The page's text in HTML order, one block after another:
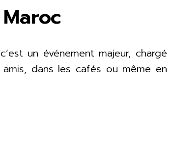
un événement majeur, chargé
dans les cafés ou même en